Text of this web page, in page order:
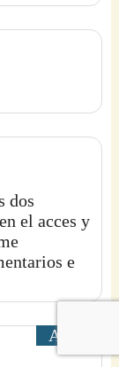
dos
el acces y
e